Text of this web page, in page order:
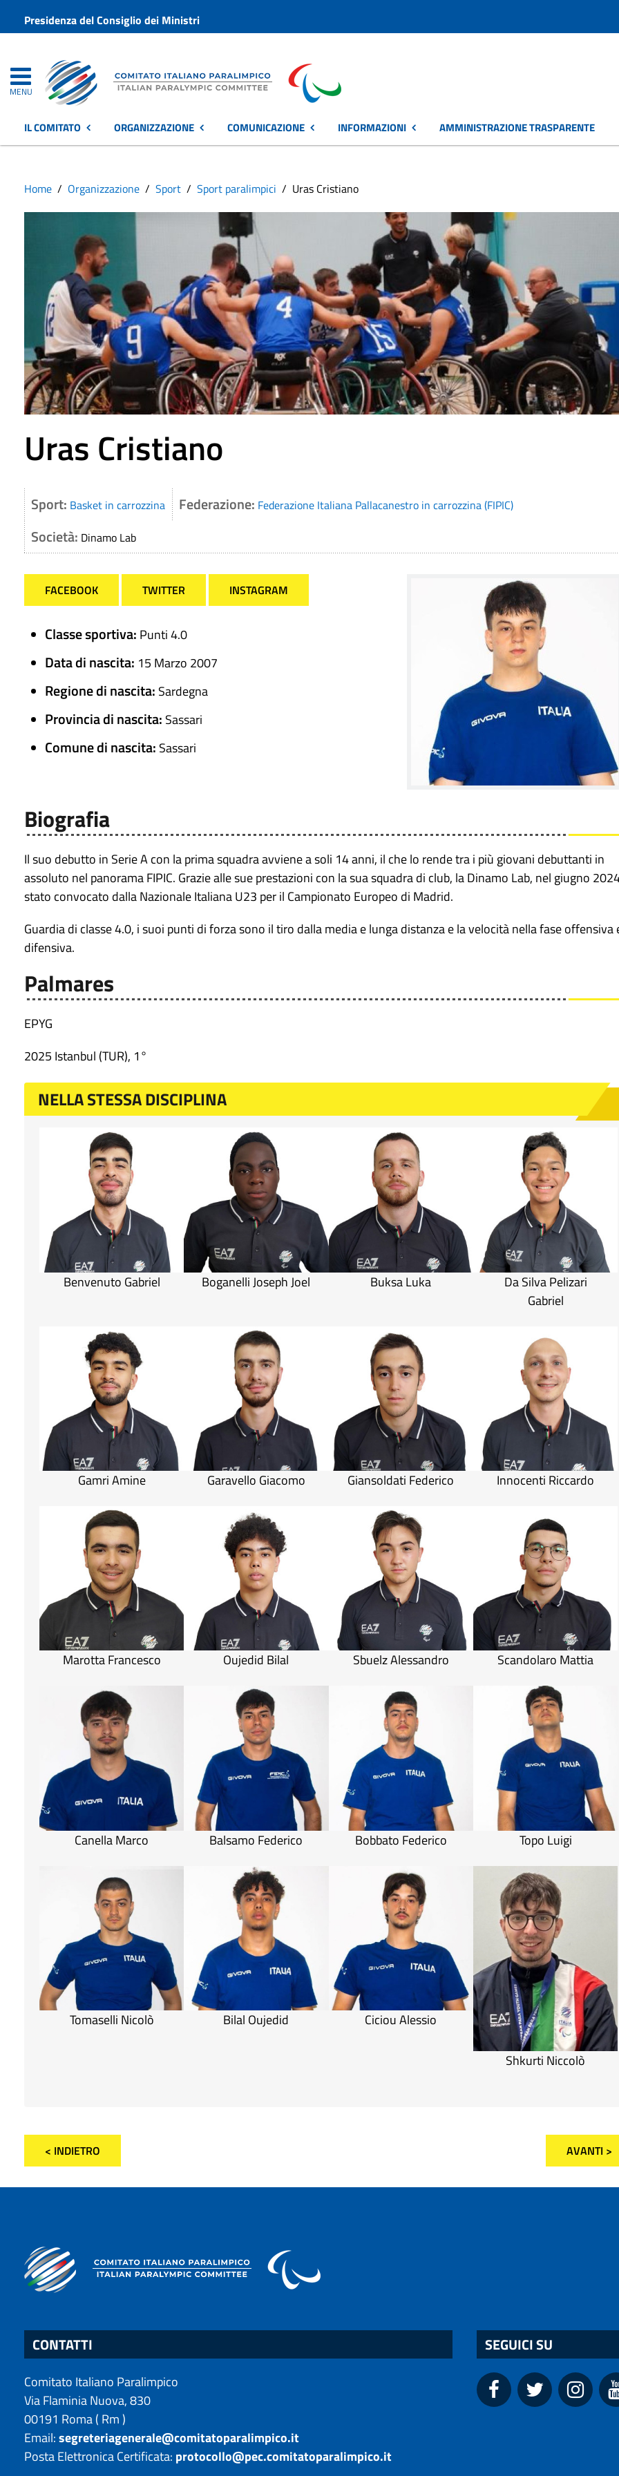
Presidenza del Consiglio dei Ministri
MENU
IL COMITATO ORGANIZZAZIONE COMUNICAZIONE INFORMAZIONI AMMINISTRAZIONE TRASPARENTE
Home Organizzazione Sport Sport paralimpici Uras Cristiano
Uras Cristiano
Sport: Basket in carrozzina Federazione: Federazione Italiana Pallacanestro in carrozzina (FIPIC)
Società: Dinamo Lab
FACEBOOK TWITTER INSTAGRAM
Classe sportiva: Punti 4.0
Data di nascita: 15 Marzo 2007
Regione di nascita: Sardegna
Provincia di nascita: Sassari
Comune di nascita: Sassari
Biografia
Il suo debutto in Serie A con la prima squadra avviene a soli 14 anni, il che lo rende tra i più giovani debuttanti in
assoluto nel panorama FIPIC. Grazie alle sue prestazioni con la sua squadra di club, la Dinamo Lab, nel giugno
stato convocato dalla Nazionale Italiana U23 per il Campionato Europeo di Madrid.
Guardia di classe 4.0, i suoi punti di forza sono il tiro dalla media e lunga distanza e la velocità nella fase offensiva
difensiva.
Palmares
EPYG
2025 Istanbul (TUR), 1°
NELLA STESSA DISCIPLINA
Benvenuto Gabriel Boganelli Joseph Joel Buksa Luka
Da Silva Pelizari
Gabriel
Gamri Amine Garavello Giacomo Giansoldati Federico Innocenti Riccardo
Marotta Francesco Oujedid Bilal Sbuelz Alessandro Scandolaro Mattia
Canella Marco Balsamo Federico Bobbato Federico Topo Luigi
Tomaselli Nicolò Bilal Oujedid Ciciou Alessio
Shkurti Niccolò
< INDIETRO AVANTI >
CONTATTI
Comitato Italiano Paralimpico
Via Flaminia Nuova, 830
00191 Roma( Rm)
Email:segreteriagenerale@comitatoparalimpico.it
Posta Elettronica Certificata: protocollo@pec.comitatoparalimpico.it
SEGUICI SU